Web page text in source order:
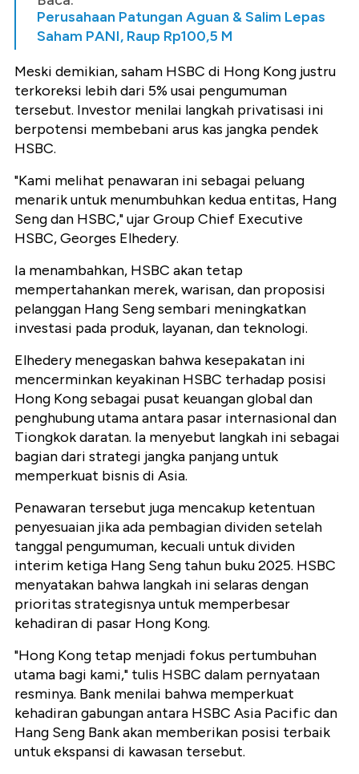
Perusahaan Patungan Aguan & Salim Lepas
Saham PANI, Raup Rp100,5 M
Meski demikian, saham HSBC di Hong Kong justru
terkoreksi lebih dari 5% usai pengumuman
tersebut. Investor menilai langkah privatisasi ini
berpotensi membebani arus kas jangka pendek
HSBC.
"Kami melihat penawaran ini sebagai peluang
menarik untuk menumbuhkan kedua entitas, Hang
Seng dan HSBC," ujar Group Chief Executive
HSBC, Georges Elhedery.
Ia menambahkan, HSBC akan tetap
mempertahankan merek, warisan, dan proposisi
pelanggan Hang Seng sembari meningkatkan
investasi pada produk, layanan, dan teknologi.
Elhedery menegaskan bahwa kesepakatan ini
mencerminkan keyakinan HSBC terhadap posisi
Hong Kong sebagai pusat keuangan global dan
penghubung utama antara pasar internasional dan
Tiongkok daratan. Ia menyebut langkah ini sebagai
bagian dari strategi jangka panjang untuk
memperkuat bisnis di Asia.
Penawaran tersebut juga mencakup ketentuan
penyesuaian jika ada pembagian dividen setelah
tanggal pengumuman, kecuali untuk dividen
interim ketiga Hang Seng tahun buku 2025. HSBC
menyatakan bahwa langkah ini selaras dengan
prioritas strategisnya untuk memperbesar
kehadiran di pasar Hong Kong.
"Hong Kong tetap menjadi fokus pertumbuhan
utama bagi kami," tulis HSBC dalam pernyataan
resminya. Bank menilai bahwa memperkuat
kehadiran gabungan antara HSBC Asia Pacific dan
Hang Seng Bank akan memberikan posisi terbaik
untuk ekspansi di kawasan tersebut.